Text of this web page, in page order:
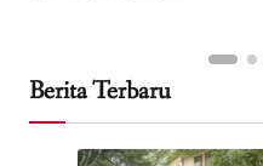
Berita Terbaru